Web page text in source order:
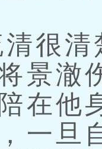
很清
景澈
在他
一旦